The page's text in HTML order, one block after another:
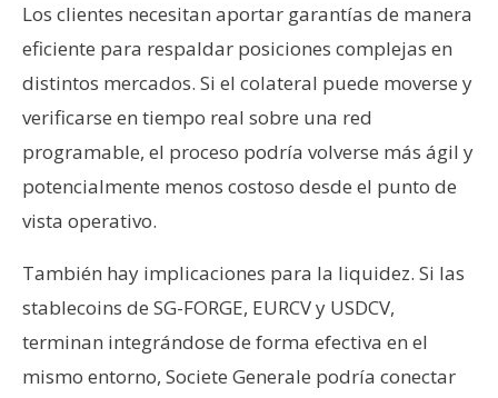
Los clientes necesitan aportar garantías de manera
eficiente para respaldar posiciones complejas en
distintos mercados. Si el colateral puede moverse y
verificarse en tiempo real sobre una red
programable, el proceso podría volverse más ágil y
potencialmente menos costoso desde el punto de
vista operativo.
También hay implicaciones para la liquidez. Si las
stablecoins de SG-FORGE, EURCV y USDCV,
terminan integrándose de forma efectiva en el
mismo entorno, Societe Generale podría conectar